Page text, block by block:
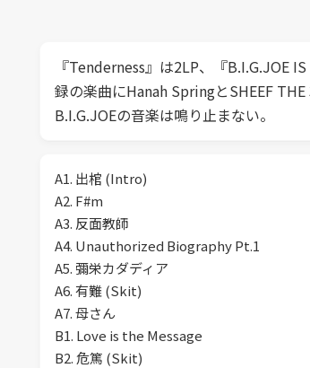
『Tenderness』は2LP、『B.I.G.JOE
録の楽曲にHanah SpringとSHEEF
B.I.G.JOEの音楽は鳴り止まない。
A1. 出棺 (Intro)
A2. F#m
A3. 反面教師
A4. Unauthorized Biography Pt.1
A5. 彌栄カダディア
A6. 有難 (Skit)
A7. 母さん
B1. Love is the Message
B2. 危篤 (Skit)